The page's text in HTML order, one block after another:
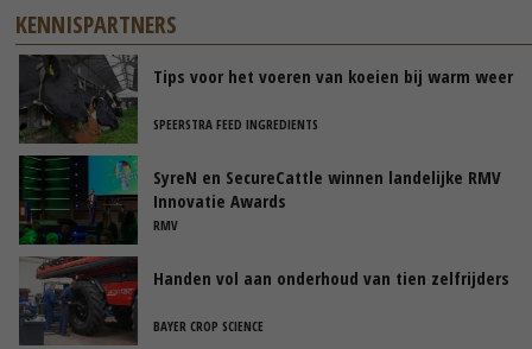
KENNISPARTNERS
Tips voor het voeren van koeien bij warm weer
SPEERSTRA FEED INGREDIENTS
SyreN en SecureCattle winnen landelijke RMV
Innovatie Awards
RMV
Handen vol aan onderhoud van tien zelfrijders
BAYER CROP SCIENCE